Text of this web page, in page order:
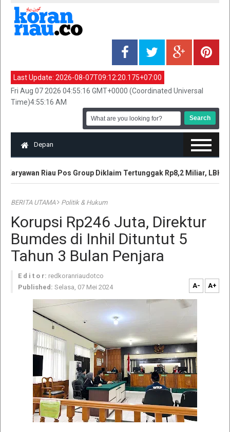
Last Update: 2026-08-07T09:12:20.175+07:00
Fri Aug 07 2026 04:55:16 GMT+0000 (Coordinated Universal
Time)4:55:16 AM
Depan
Riau Pos Group Diklaim Tertunggak Rp8,2 Miliar, LBH
BERITA UTAMA Politik & Hukum
Korupsi Rp246 Juta, Direktur
Bumdes di Inhil Dituntut 5
Tahun 3 Bulan Penjara
E d i t o r: redkoranriaudotco
Published: Selasa, 07 Mei 2024 A- A+